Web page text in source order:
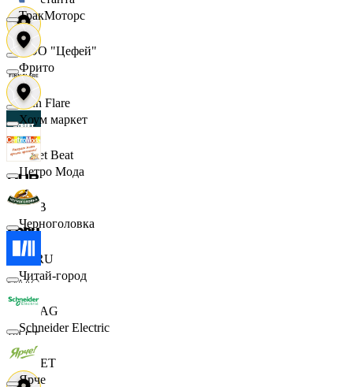
ООО "Цефей"
Finn Flare
Street Beat
DUB
ECRU
MAAG
VILET
ТракМоторс
Фрито
Хоум маркет
Цетро Мода
Черноголовка
Читай-город
Schneider Electric
Ярче